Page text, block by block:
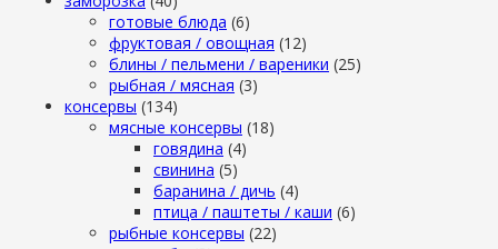
готовые блюда (6)
фруктовая / овощная (12)
блины / пельмени / вареники (25)
рыбная / мясная (3)
консервы (134)
мясные консервы (18)
говядина (4)
свинина (5)
баранина / дичь (4)
птица / паштеты / каши (6)
рыбные консервы (22)